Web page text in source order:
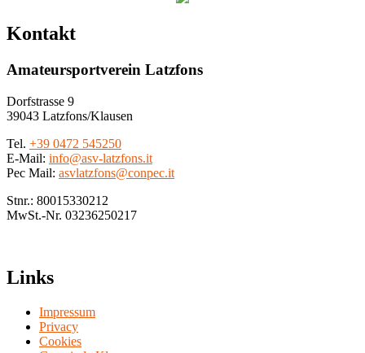
Kontakt
Amateursportverein Latzfons
Dorfstrasse 9
39043 Latzfons/Klausen
Tel. +39 0472 545250
E-Mail: info@asv-latzfons.it
Pec Mail: asvlatzfons@conpec.it
Stnr.: 80015330212
MwSt.-Nr. 03236250217
Links
Impressum
Privacy
Cookies